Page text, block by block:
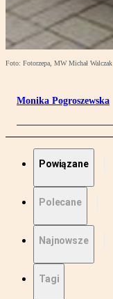
Foto: Fotorzepa, MW Michał Walczak
Monika Pogroszewska
Powiązane
Polecane
Najnowsze
Tagi